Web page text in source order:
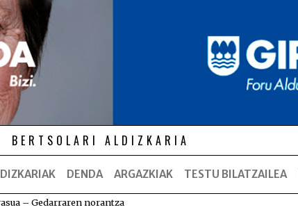
BERTSOLARI ALDIZKARIA
DENDA ARGAZKIAK TESTU BILATZAILEA
– Gedarraren norantza